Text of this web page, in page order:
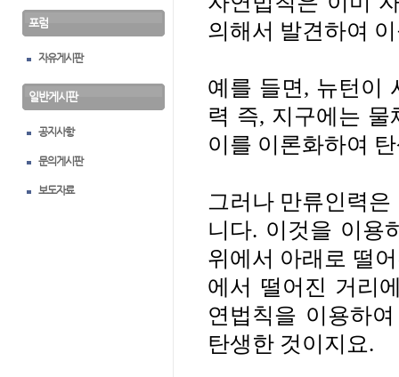
포럼
자유게시판
일반게시판
공지사항
문의게시판
보도자료
의해서 발견하여
예를 들면, 뉴턴이
력 즉, 지구에는 물
이를 이론화하여
그러나 만류인력
니다. 이것을 이용
위에서 아래로 떨
에서 떨어진 거리
연법칙을 이용하
탄생한 것이지요.